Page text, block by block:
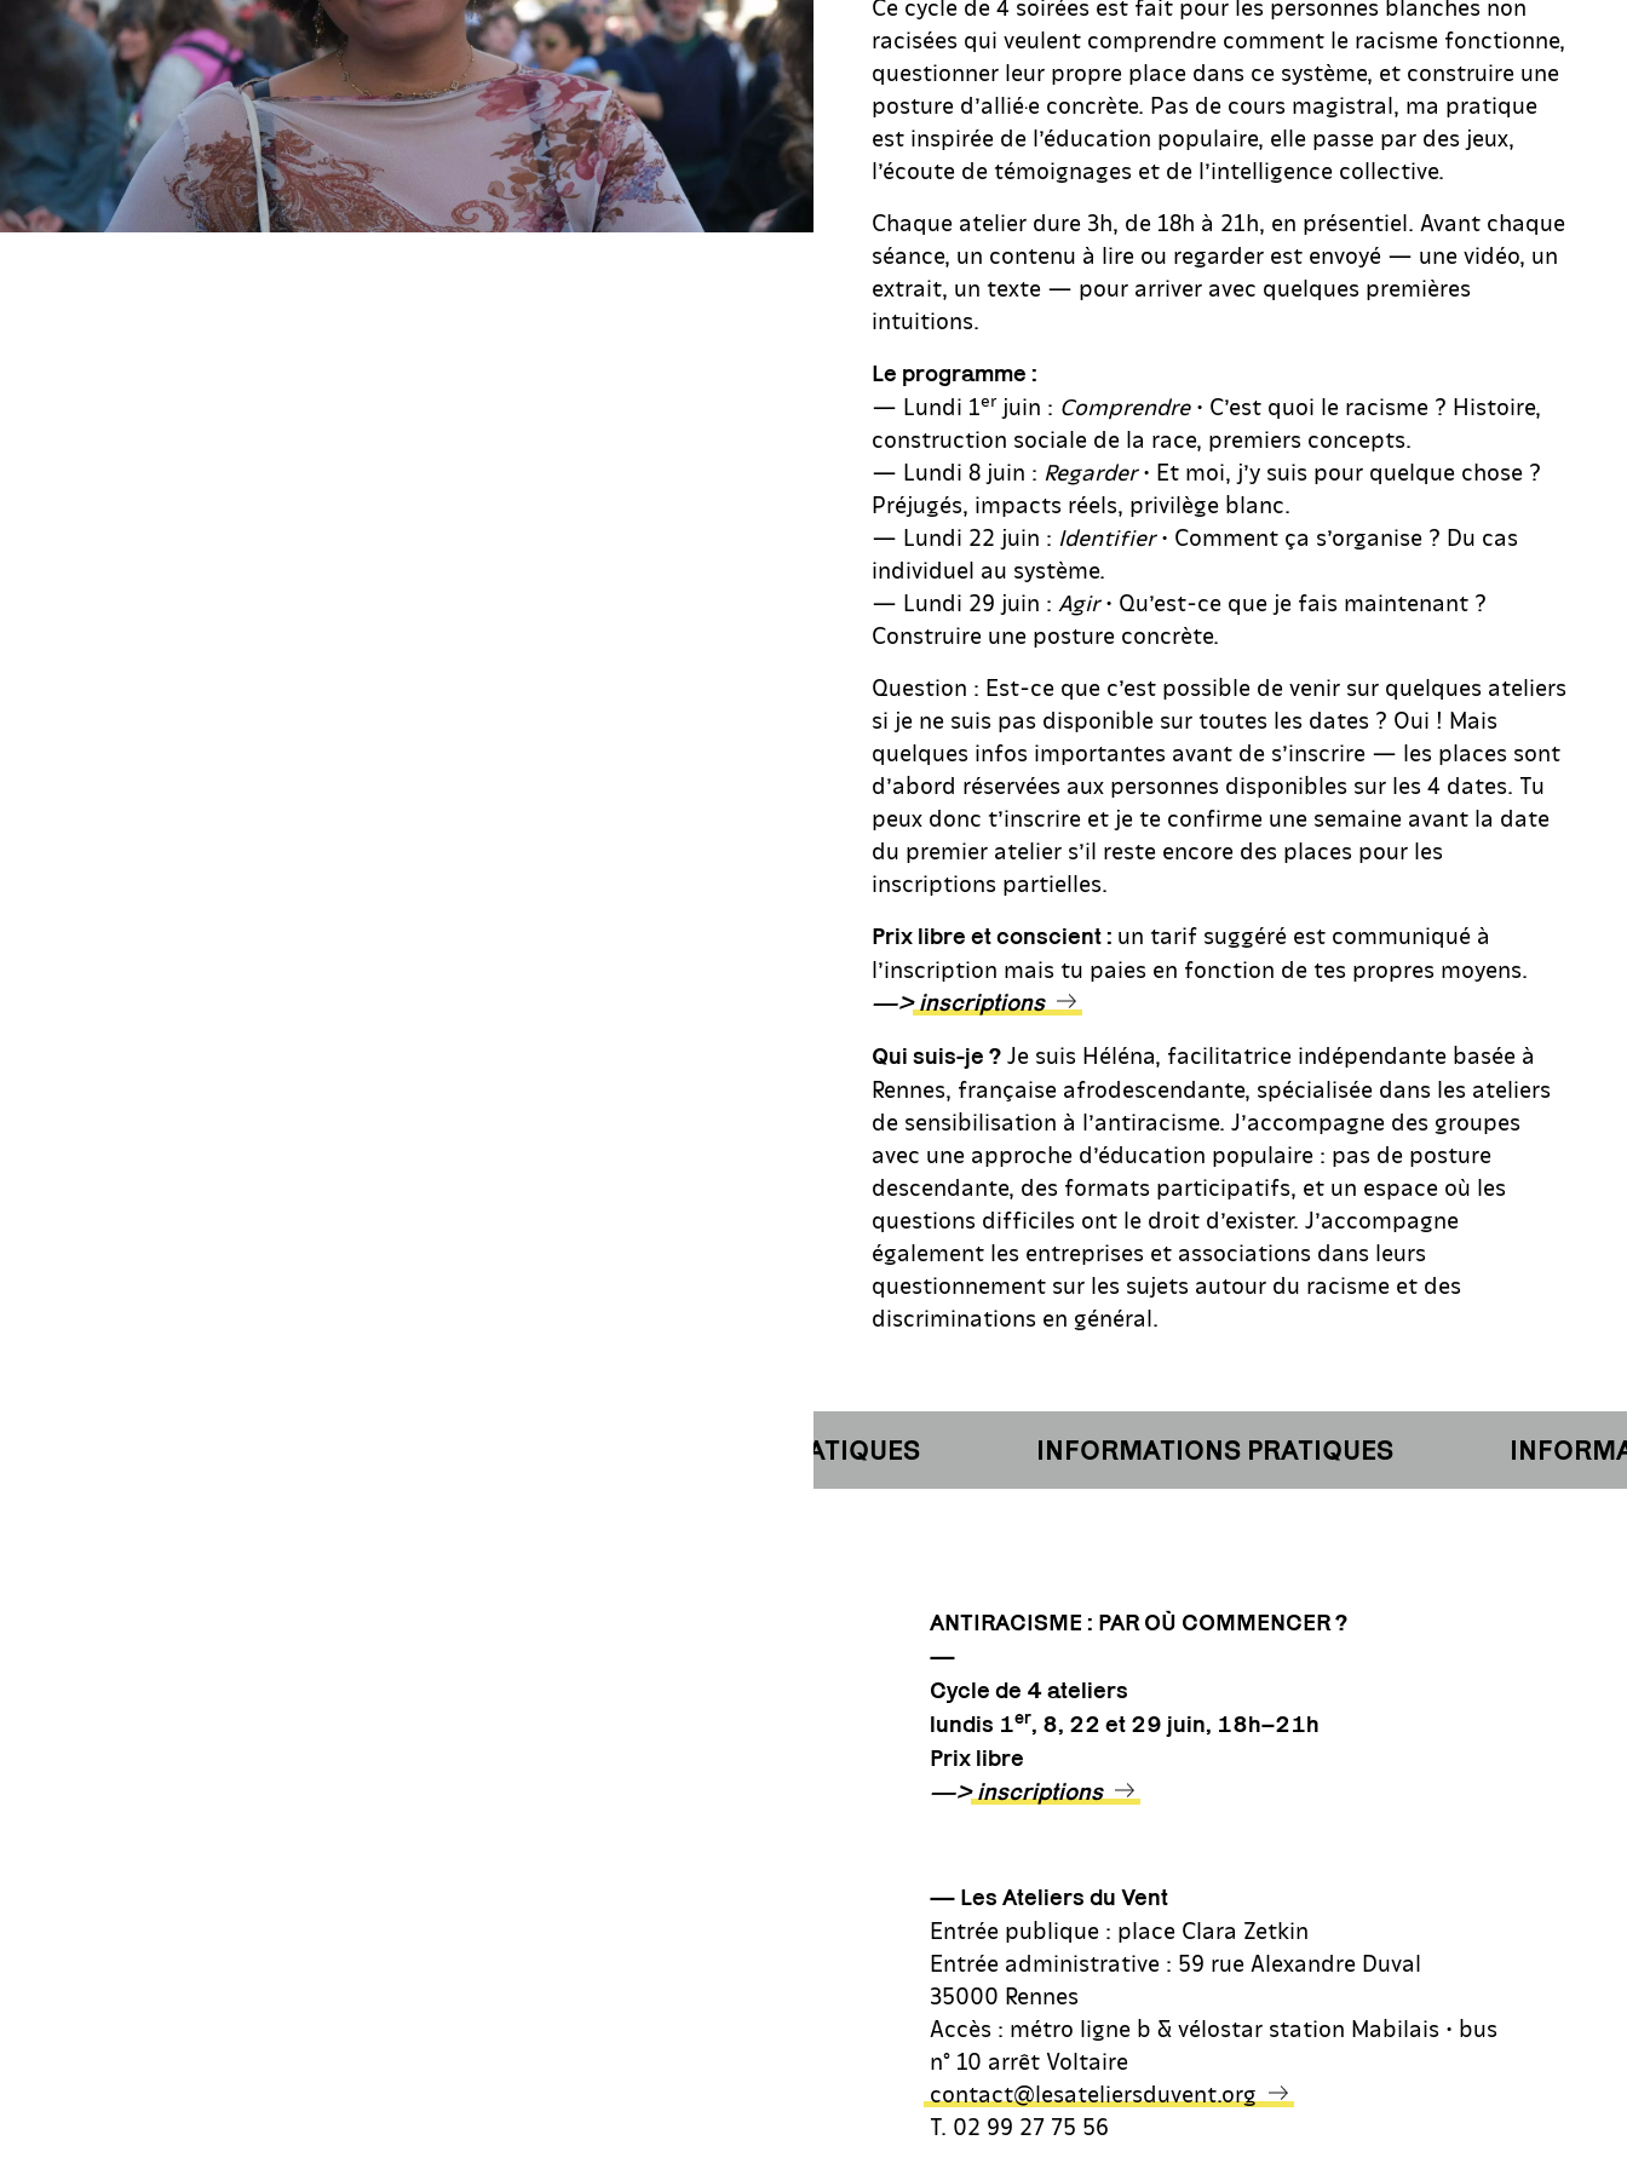
Ce cycle de 4 soirées est fait pour les personnes blanches non
racisées qui veulent comprendre comment le racisme fonctionne,
questionner leur propre place dans ce système, et construire une
posture d’allié·e concrète. Pas de cours magistral, ma pratique
est inspirée de l’éducation populaire, elle passe par des jeux,
l’écoute de témoignages et de l’intelligence collective.
Chaque atelier dure 3h, de 18h à 21h, en présentiel. Avant chaque
séance, un contenu à lire ou regarder est envoyé — une vidéo, un
extrait, un texte — pour arriver avec quelques premières
intuitions.
Le programme :
— Lundi 1er juin : Comprendre• C’est quoi le racisme ? Histoire,
construction sociale de la race, premiers concepts.
— Lundi 8 juin : Regarder• Et moi, j’y suis pour quelque chose ?
Préjugés, impacts réels, privilège blanc.
— Lundi 22 juin : Identifier• Comment ça s’organise ? Du cas
individuel au système.
— Lundi 29 juin : Agir• Qu’est-ce que je fais maintenant ?
Construire une posture concrète.
Question : Est-ce que c’est possible de venir sur quelques ateliers
si je ne suis pas disponible sur toutes les dates ? Oui ! Mais
quelques infos importantes avant de s’inscrire — les places sont
d’abord réservées aux personnes disponibles sur les 4 dates. Tu
peux donc t’inscrire et je te confirme une semaine avant la date
du premier atelier s’il reste encore des places pour les
inscriptions partielles.
Prix libre et conscient : un tarif suggéré est communiqué à
l’inscription mais tu paies en fonction de tes propres moyens.
—>inscriptions
Qui suis-je ? Je suis Héléna, facilitatrice indépendante basée à
Rennes, française afrodescendante, spécialisée dans les ateliers
de sensibilisation à l’antiracisme. J’accompagne des groupes
avec une approche d’éducation populaire : pas de posture
descendante, des formats participatifs, et un espace où les
questions difficiles ont le droit d’exister. J’accompagne
également les entreprises et associations dans leurs
questionnement sur les sujets autour du racisme et des
discriminations en général.
INFORMATIONS PRATIQUES INFORMATIONS PRATIQUES
ANTIRACISME : PAR OÙ COMMENCER ?
—
Cycle de 4 ateliers
lundis 1er, 8, 22 et 29 juin, 18h–21h
Prix libre
—>inscriptions
— Les Ateliers du Vent
Entrée publique : place Clara Zetkin
Entrée administrative : 59 rue Alexandre Duval
35000 Rennes
Accès : métro ligne b & vélostar station Mabilais • bus
n° 10 arrêt Voltaire
contact@lesateliersduvent.org
T. 02 99 27 75 56